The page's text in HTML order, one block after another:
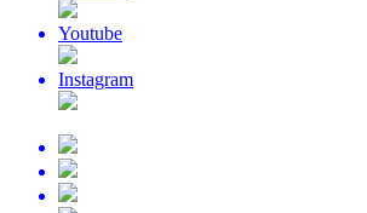
Youtube
Instagram